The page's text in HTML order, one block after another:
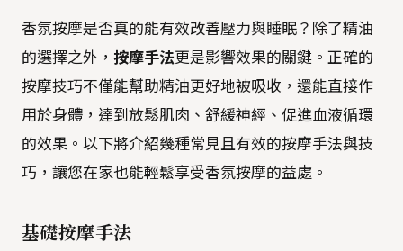
香氛按摩是否真的能有效改善壓力與睡眠？除了精油
的選擇之外， 按摩手法更是影響效果的關鍵。正確的
按摩技巧不僅能幫助精油更好地被吸收，還能直接作
用於身體，達到放鬆肌肉、舒緩神經、促進血液循環
的效果。以下將介紹幾種常見且有效的按摩手法與技
巧，讓您在家也能輕鬆享受香氛按摩的益處。
基礎按摩手法